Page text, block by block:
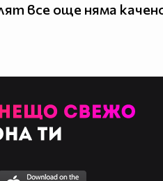
все още няма